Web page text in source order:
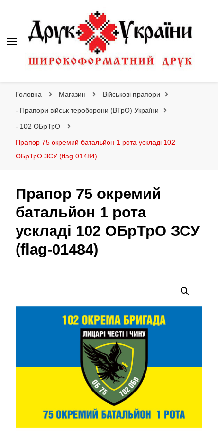
Головна Магазин Військові прапори
- Прапори військ тероборони (ВТрО) України
- 102 ОБрТрО
Прапор 75 окремий батальйон 1 рота ускладі 102
ОБрТрО ЗСУ (flag-01484)
Прапор 75 окремий
батальйон 1 рота
ускладі 102 ОБрТрО ЗСУ
(flag-01484)